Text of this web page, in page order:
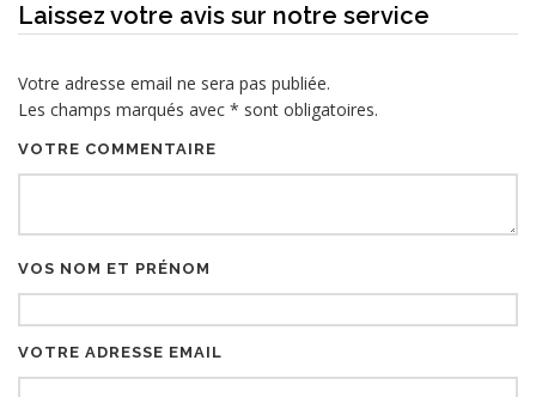
Laissez votre avis sur notre service
Votre adresse email ne sera pas publiée.
Les champs marqués avec * sont obligatoires.
VOTRE COMMENTAIRE
VOS NOM ET PRÉNOM
VOTRE ADRESSE EMAIL